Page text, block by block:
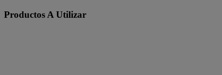
Productos A Utilizar